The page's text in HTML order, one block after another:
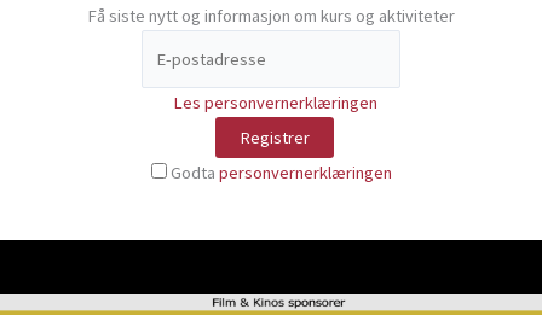
Få siste nytt og informasjon om kurs og aktiviteter
Les personvernerklæringen
Godta personvernerklæringen